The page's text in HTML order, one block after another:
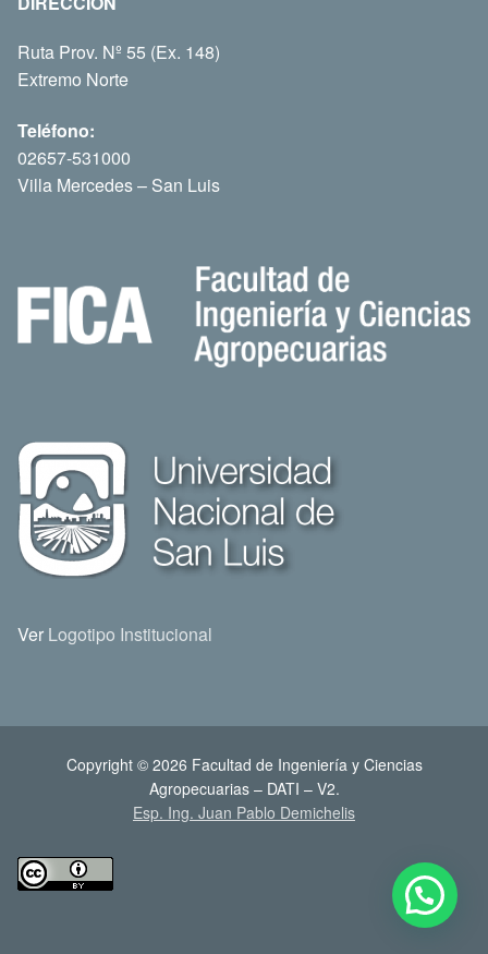
Ruta Prov. Nº 55 (Ex. 148)
Extremo Norte
Teléfono:
02657-531000
Villa Mercedes – San Luis
Ver Logotipo Institucional
Copyright © 2026 Facultad de Ingeniería y Ciencias
Agropecuarias – DATI – V2.
Esp. Ing. Juan Pablo Demichelis